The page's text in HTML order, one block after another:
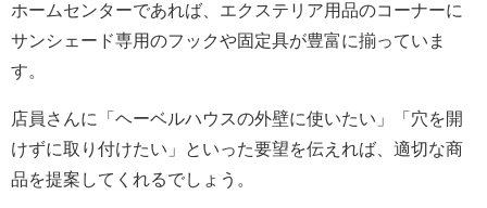
ホームセンターであれば、エクステリア用品のコーナーに
サンシェード専用のフックや固定具が豊富に揃っていま
す。
店員さんに「ヘーベルハウスの外壁に使いたい」「穴を開
けずに取り付けたい」といった要望を伝えれば、適切な商
品を提案してくれるでしょう。